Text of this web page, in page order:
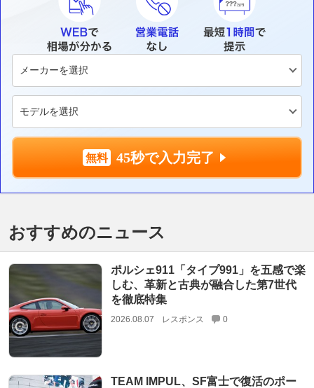
45秒で入力完了
おすすめのニュース
ポルシェ911「タイプ991」を五感で楽
しむ、革新と古典が融合した第7世代
を徹底特集
2026.08.07 レスポンス 0
TEAM IMPUL、SF富士で復活のポー